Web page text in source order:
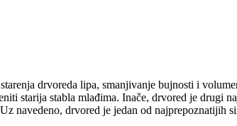
drvoreda lipa, smanjivanje bujnosti i
starija stabla mlađima. Inače, drvored je drugi
navedeno, drvored je jedan od najprepoznatijih